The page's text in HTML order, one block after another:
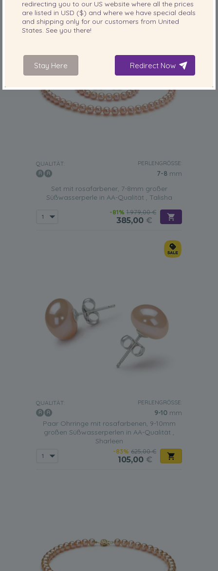
QUALITÄT: PERLENGRÖSSE:
7-8 mm
Set mit rosafarbener, 7-8mm großer
Süßwasserperle in AA-Qualität , Talisha
-81% 1.979,00 €
385,00 €
QUALITÄT: PERLENGRÖSSE:
9-10 mm
Paar Ohrringe mit rosafarbenen, 9-10mm
großen Süßwasserperlen in AA-Qualität ,
Sharleen
-83% 625,00 €
105,00 €
redirecting you to our US website where all the prices
are listed in USD ($) and where we have special deals
and shipping only for our customers from United
States. See you there!
Stay Here Redirect Now